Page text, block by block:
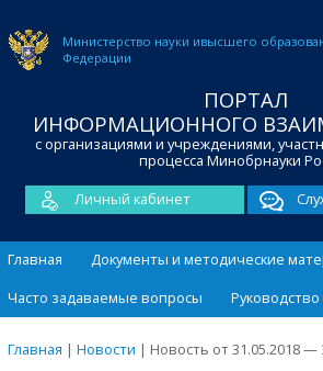
Министерство науки ивысшего
Федерации
ПОРТАЛ
ИНФОРМАЦИОННОГО
с организациями и учреждениями,
процесса Минобрнауки
Личный кабинет
Главная
Документы и методические
Часто задаваемые вопросы
Главная | Новости | Новость от 31.05.2018